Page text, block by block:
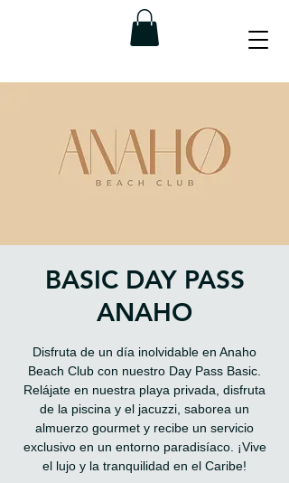
BASIC DAY PASS
ANAHO
Disfruta de un día inolvidable en Anaho
Beach Club con nuestro Day Pass Basic.
Relájate en nuestra playa privada, disfruta
de la piscina y el jacuzzi, saborea un
almuerzo gourmet y recibe un servicio
exclusivo en un entorno paradisíaco. ¡Vive
el lujo y la tranquilidad en el Caribe!